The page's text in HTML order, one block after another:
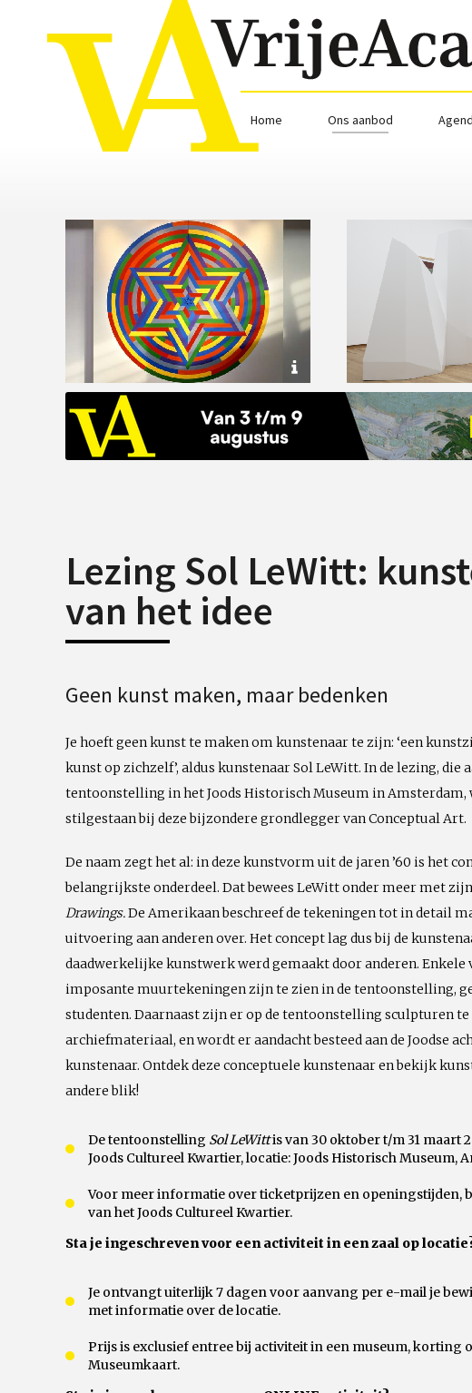
Home Ons aanbod
Lezing Sol LeWitt:
van het idee
Geen kunst maken, maar bedenken
Je hoeft geen kunst te maken om kunstenaar te zijn: ‘een
kunst op zichzelf’, aldus kunstenaar Sol LeWitt. In de lezing, die
tentoonstelling in het Joods Historisch Museum in
stilgestaan bij deze bijzondere grondlegger van Conceptual Art.
De naam zegt het al: in deze kunstvorm uit de jaren ’60 is het
belangrijkste onderdeel. Dat bewees LeWitt onder meer met
Drawings.De Amerikaan beschreef de tekeningen tot in detail
uitvoering aan anderen over. Het concept lag dus bij de
daadwerkelijke kunstwerk werd gemaakt door anderen. Enkele
imposante muurtekeningen zijn te zien in de tentoonstelling,
studenten. Daarnaast zijn er op de tentoonstelling sculpturen te
archiefmateriaal, en wordt er aandacht besteed aan de Joodse
kunstenaar. Ontdek deze conceptuele kunstenaar en bekijk
andere blik!
De tentoonstelling Sol LeWittis van 30 oktober t/m 31 maart
Joods Cultureel Kwartier, locatie: Joods Historisch Museum,
Voor meer informatie over ticketprijzen en openingstijden,
van het Joods Cultureel Kwartier.
Sta je ingeschreven voor een activiteit in een zaal op
Je ontvangt uiterlijk 7 dagen voor aanvang per e-mail je
met informatie over de locatie.
Prijs is exclusief entree bij activiteit in een museum, korting
Museumkaart.